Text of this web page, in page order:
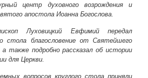
центр духовного возрождения и
апостола Иоанна Богослова.
Луховицкий Евфимий передал
стола благословение от Святейшего
также подробно рассказал об истории
для Церкви.
вопросов круглого стола приняли